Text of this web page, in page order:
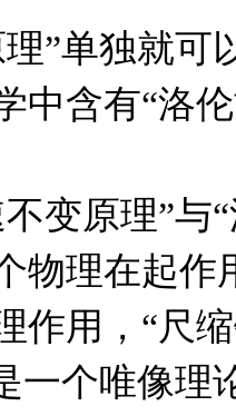
”单独就可
中含有“洛
变原理”与
物理在起作
作用，“尺
一个唯像理